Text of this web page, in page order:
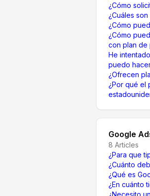
¿Cómo
¿Cuáles
¿Cómo
¿Cómo
con plan de
He
puedo
¿Ofrecen
¿Por qué el
Google
8 Articles
¿Para que
¿Cuánto
¿Qué es
¿En cuánto
¿Necesito